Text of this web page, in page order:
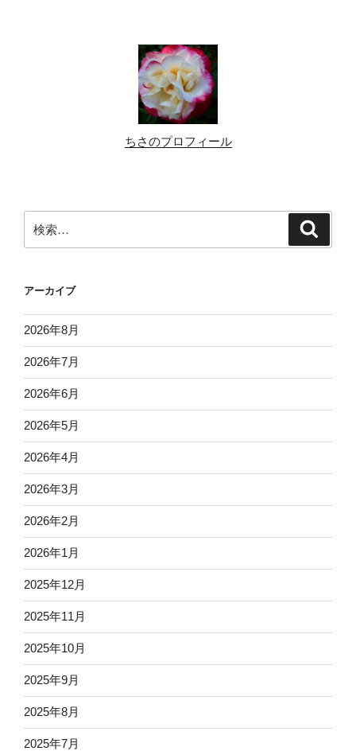
ちさのプロフィール
索:
アーカイブ
2026年8月
2026年7月
2026年6月
2026年5月
2026年4月
2026年3月
2026年2月
2026年1月
2025年12月
2025年11月
2025年10月
2025年9月
2025年8月
2025年7月